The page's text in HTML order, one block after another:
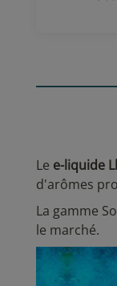
Le e-liquide
d'arômes
La gamme
le marché.